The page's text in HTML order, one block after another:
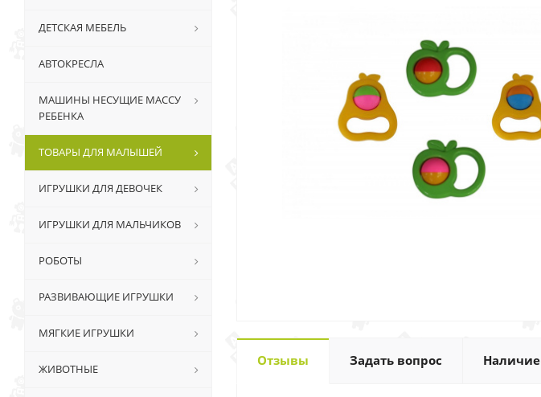
Отзывы Задать вопрос Наличие
ДЕТСКАЯ МЕБЕЛЬ
АВТОКРЕСЛА
МАШИНЫ НЕСУЩИЕ МАССУ
РЕБЕНКА
ТОВАРЫ ДЛЯ МАЛЫШЕЙ
ИГРУШКИ ДЛЯ ДЕВОЧЕК
ИГРУШКИ ДЛЯ МАЛЬЧИКОВ
РОБОТЫ
РАЗВИВАЮЩИЕ ИГРУШКИ
МЯГКИЕ ИГРУШКИ
ЖИВОТНЫЕ